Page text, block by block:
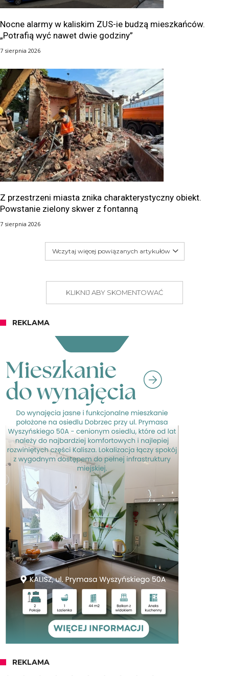
Nocne alarmy w kaliskim ZUS-ie budzą mieszkańców.
„Potrafią wyć nawet dwie godziny”
7 sierpnia 2026
Z przestrzeni miasta znika charakterystyczny obiekt.
Powstanie zielony skwer z fontanną
7 sierpnia 2026
Wczytaj więcej powiązanych artykułów
KLIKNIJ ABY SKOMENTOWAĆ
REKLAMA
REKLAMA